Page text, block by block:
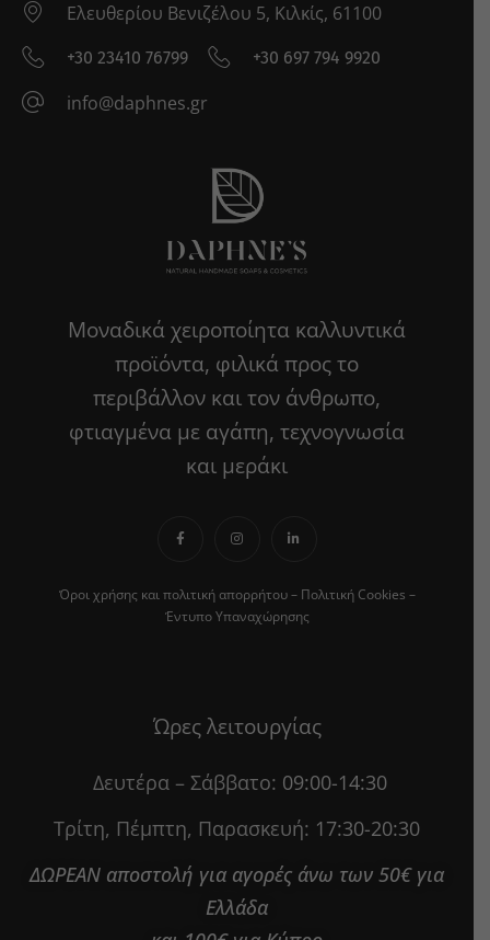
Ελευθερίου Βενιζέλου 5, Κιλκίς, 61100
+30 23410 76799 +30 697 794 9920
info@daphnes.gr
Μοναδικά χειροποίητα καλλυντικά
προϊόντα, φιλικά προς το
περιβάλλον και τον άνθρωπο,
φτιαγμένα με αγάπη, τεχνογνωσία
και μεράκι
Όροι χρήσης και πολιτική απορρήτου– Πολιτική Cookies –
Έντυπο Υπαναχώρησης
Ώρες λειτουργίας
Δευτέρα – Σάββατο: 09:00-14:30
Τρίτη, Πέμπτη, Παρασκευή: 17:30-20:30
ΔΩΡΕΑΝ αποστολή για αγορές άνω των 50€ για
Ελλάδα